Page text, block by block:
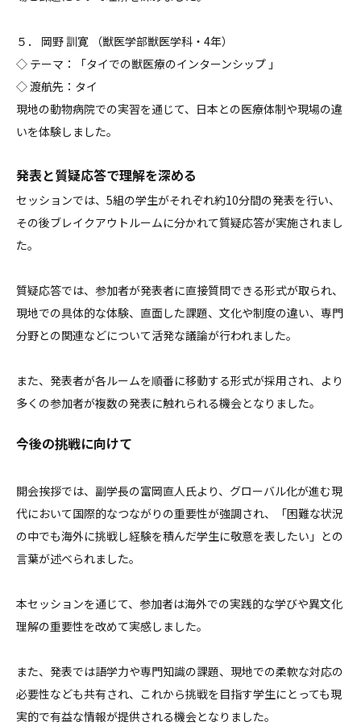
５． 岡野 訓寛 （獣医学部獣医学科・4年）
◇ テーマ：「タイでの獣医療のインターンシップ 」
◇ 渡航先：タイ
現地の動物病院での実習を通じて、日本との医療体制や現場の違
いを体験しました。
発表と質疑応答で理解を深める
セッションでは、5組の学生がそれぞれ約10分間の発表を行い、
その後ブレイクアウトルームに分かれて質疑応答が実施されまし
た。
質疑応答では、参加者が発表者に直接質問できる形式が取られ、
現地での具体的な体験、直面した課題、文化や制度の違い、専門
分野との関連などについて活発な議論が行われました。
また、発表者が各ルームを順番に移動する形式が採用され、より
多くの参加者が複数の発表に触れられる機会となりました。
今後の挑戦に向けて
開会挨拶では、副学長の富岡直人氏より、グローバル化が進む現
代において国際的なつながりの重要性が強調され、「困難な状況
の中でも海外に挑戦し経験を積んだ学生に敬意を表したい」との
言葉が述べられました。
本セッションを通じて、参加者は海外での実践的な学びや異文化
理解の重要性を改めて実感しました。
また、発表では語学力や専門知識の課題、現地での柔軟な対応の
必要性なども共有され、これから挑戦を目指す学生にとっても現
実的で有益な情報が提供される機会となりました。